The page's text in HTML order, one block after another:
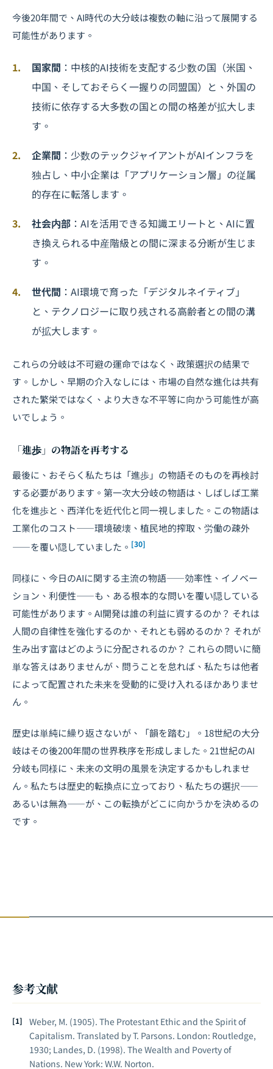
今後20年間で、AI時代の大分岐は複数の軸に沿って展開する
可能性があります。
国家間 ：中核的AI技術を支配する少数の国（米国、
中国、そしておそらく一握りの同盟国）と、外国の
技術に依存する大多数の国との間の格差が拡大しま
す。
企業間 ：少数のテックジャイアントがAIインフラを
独占し、中小企業は「アプリケーション層」の従属
的存在に転落します。
社会内部 ：AIを活用できる知識エリートと、AIに置
き換えられる中産階級との間に深まる分断が生じま
す。
世代間 ：AI環境で育った「デジタルネイティブ」
と、テクノロジーに取り残される高齢者との間の溝
が拡大します。
これらの分岐は不可避の運命ではなく、政策選択の結果で
す。しかし、早期の介入なしには、市場の自然な進化は共有
された繁栄ではなく、より大きな不平等に向かう可能性が高
いでしょう。
「進歩」の物語を再考する
最後に、おそらく私たちは「進歩」の物語そのものを再検討
する必要があります。第一次大分岐の物語は、しばしば工業
化を進歩と、西洋化を近代化と同一視しました。この物語は
工業化のコスト――環境破壊、植民地的搾取、労働の疎外
――を覆い隠していました。 [30]
同様に、今日のAIに関する主流の物語――効率性、イノベー
ション、利便性――も、ある根本的な問いを覆い隠している
可能性があります。AI開発は誰の利益に資するのか？ それは
人間の自律性を強化するのか、それとも弱めるのか？ それが
生み出す富はどのように分配されるのか？ これらの問いに簡
単な答えはありませんが、問うことを怠れば、私たちは他者
によって配置された未来を受動的に受け入れるほかありませ
ん。
歴史は単純に繰り返さないが、「韻を踏む」。18世紀の大分
岐はその後200年間の世界秩序を形成しました。21世紀のAI
分岐も同様に、未来の文明の風景を決定するかもしれませ
ん。私たちは歴史的転換点に立っており、私たちの選択――
あるいは無為――が、この転換がどこに向かうかを決めるの
です。
参考文献
Weber, M. (1905). The Protestant Ethic and the Spirit of
Capitalism. Translated by T. Parsons. London: Routledge,
1930; Landes, D. (1998). The Wealth and Poverty of
Nations. New York: W.W. Norton.